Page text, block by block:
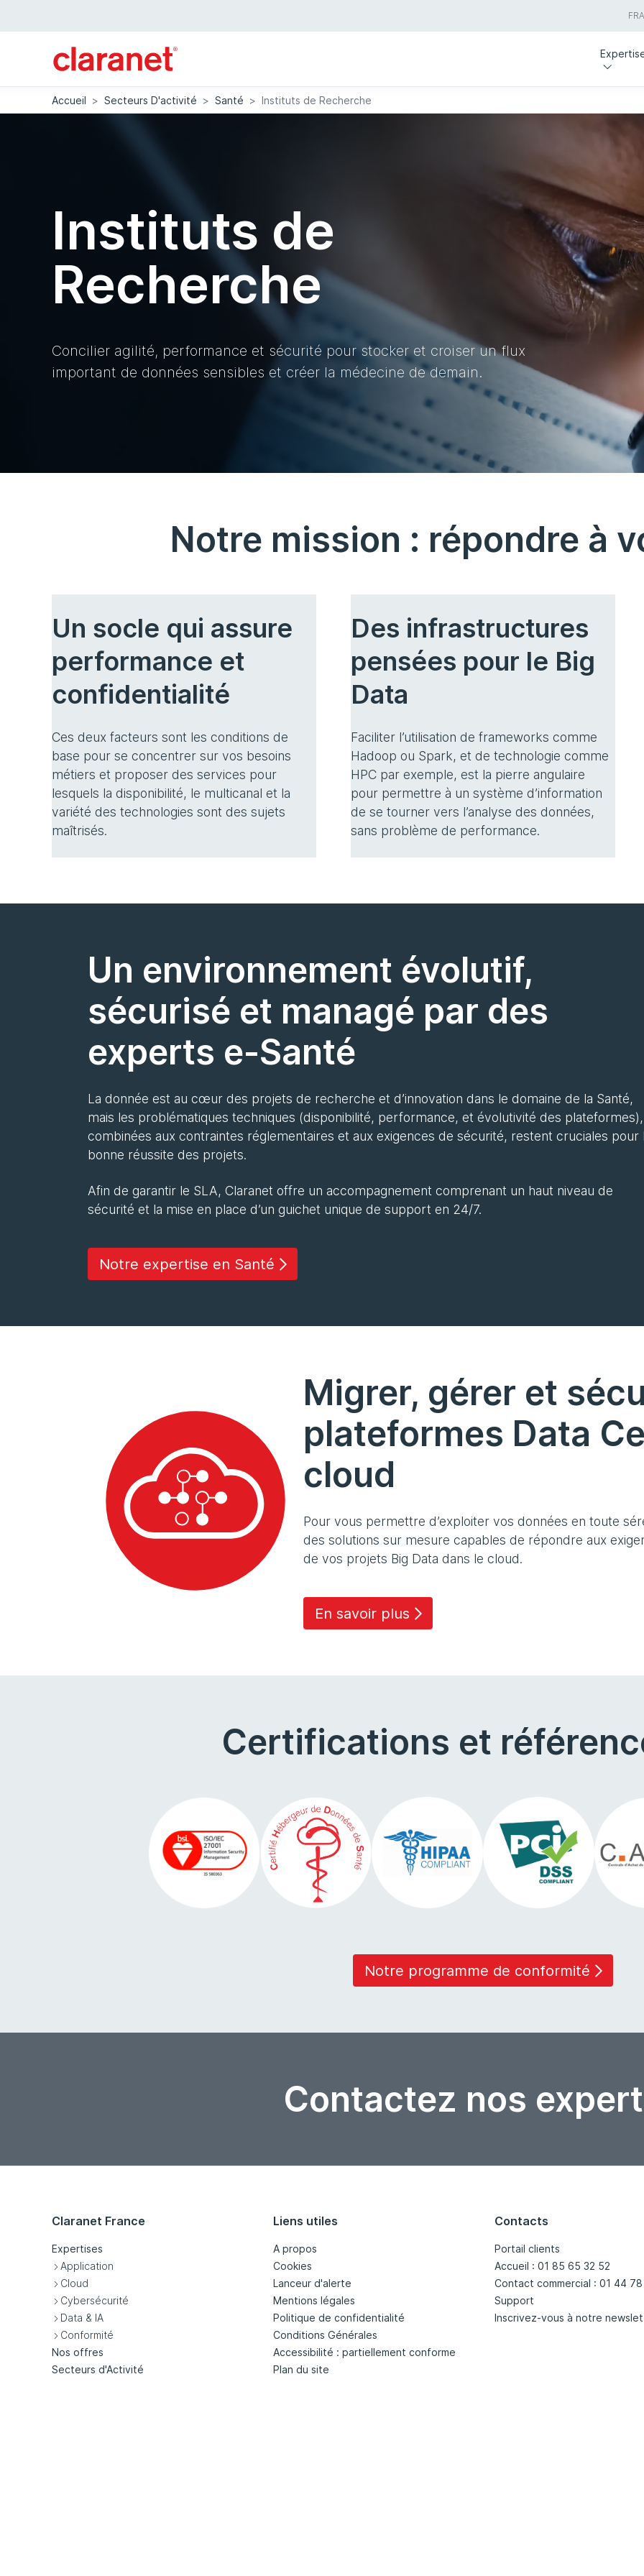
Accueil > Secteurs D'activité > Santé > Instituts de Recherche
Instituts de
Recherche
Concilier agilité, performance et sécurité pour stocker et croiser un flux
important de données sensibles et créer la médecine de demain.
Notre mission : répondre à
Un socle qui assure
performance et
confidentialité
Ces deux facteurs sont les conditions de
base pour se concentrer sur vos besoins
métiers et proposer des services pour
lesquels la disponibilité, le multicanal et la
variété des technologies sont des sujets
maîtrisés.
Des infrastructures
pensées pour le Big
Data
Faciliter l’utilisation de frameworks comme
Hadoop ou Spark, et de technologie comme
HPC par exemple, est la pierre angulaire
pour permettre à un système d’information
de se tourner vers l’analyse des données,
sans problème de performance.
Un environnement évolutif,
sécurisé et managé par des
experts e-Santé
La donnée est au cœur des projets de recherche et d’innovation dans le domaine de la Santé,
mais les problématiques techniques (disponibilité, performance, et évolutivité des plateformes),
combinées aux contraintes réglementaires et aux exigences de sécurité, restent cruciales pour
bonne réussite des projets.
Afin de garantir le SLA, Claranet offre un accompagnement comprenant un haut niveau de
sécurité et la mise en place d’un guichet unique de support en 24/7.
Notre expertise en Santé
Migrer, gérer et
plateformes Data
cloud
Pour vous permettre d’exploiter vos données en toute
des solutions sur mesure capables de répondre aux
de vos projets Big Data dans le cloud.
En savoir plus
Certifications et
Notre programme de conformité
Contactez nos
Claranet France
Expertises
Application
Cloud
Cybersécurité
Data & IA
Conformité
Nos offres
Secteurs d'Activité
Liens utiles
A propos
Cookies
Lanceur d'alerte
Mentions légales
Politique de confidentialité
Conditions Générales
Accessibilité : partiellement conforme
Plan du site
Contacts
Portail clients
Accueil : 01 85 65 32 52
Contact commercial : 01 44
Support
Inscrivez-vous à notre